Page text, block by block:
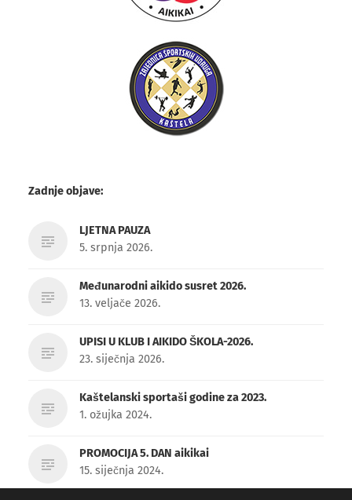
Zadnje objave:
LJETNA PAUZA
5. srpnja 2026.
Međunarodni aikido susret 2026.
13. veljače 2026.
UPISI U KLUB I AIKIDO ŠKOLA-2026.
23. siječnja 2026.
Kaštelanski sportaši godine za 2023.
1. ožujka 2024.
PROMOCIJA 5. DAN aikikai
15. siječnja 2024.